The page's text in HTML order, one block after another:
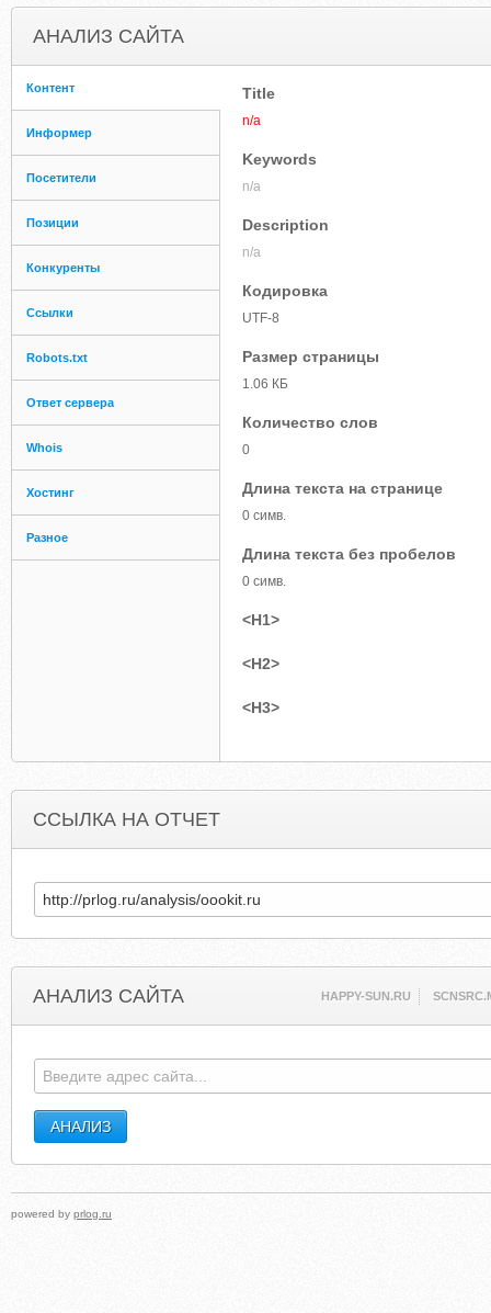
АНАЛИЗ САЙТА
Контент
Информер
Посетители
Позиции
Конкуренты
Ссылки
Robots.txt
Ответ сервера
Whois
Хостинг
Разное
Title
n/a
Keywords
n/a
Description
n/a
Кодировка
UTF-8
Размер страницы
1.06 КБ
Количество слов
0
Длина текста на странице
0 симв.
Длина текста без пробелов
0 симв.
<H1>
<H2>
<H3>
ССЫЛКА НА ОТЧЕТ
АНАЛИЗ САЙТА HAPPY-SUN.RU
powered by prlog.ru